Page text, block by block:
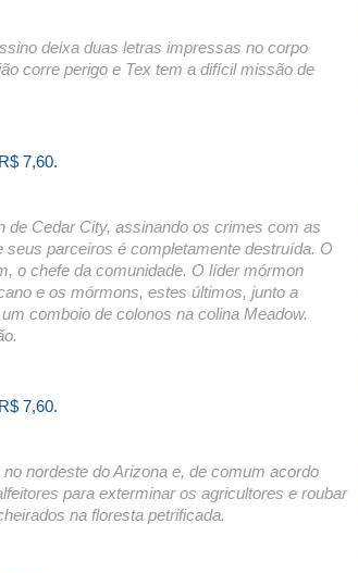
deixa duas letras impressas no corpo
corre perigo e Tex tem a difícil missão de
7,60.
Cedar City, assinando os crimes com as
parceiros é completamente destruída. O
o chefe da comunidade. O líder mórmon
e os mórmons, estes últimos, junto a
comboio de colonos na colina Meadow.
7,60.
nordeste do Arizona e, de comum acordo
para exterminar os agricultores e roubar
na floresta petrificada.